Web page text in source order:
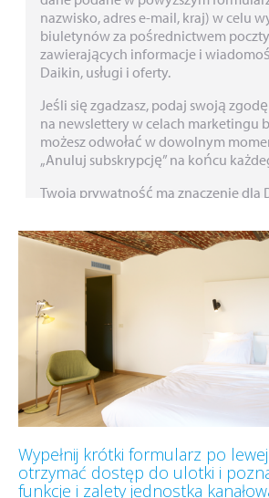
Wypełnij krótki formularz po
otrzymać dostęp do ulotki i
funkcje i zalety jednostka